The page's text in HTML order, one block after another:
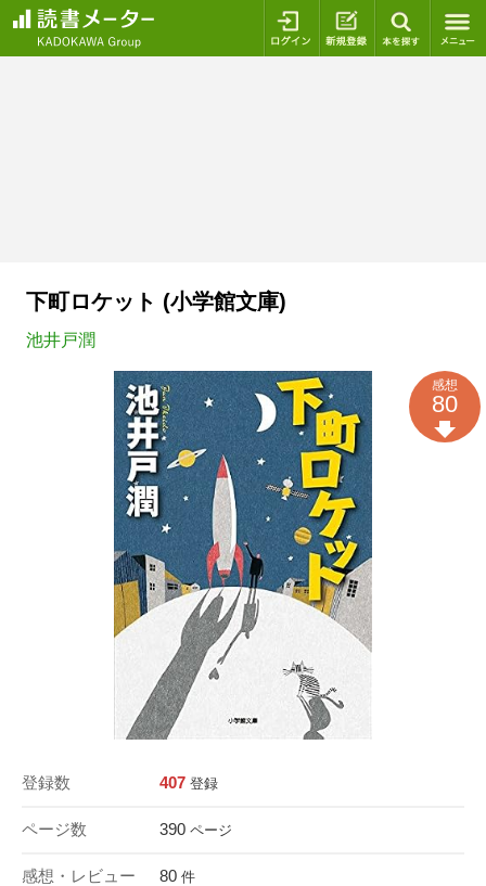
ログイン 新規登録
下町ロケット (小学館文庫)
池井戸潤
登録数 407 登録
ページ数 390 ページ
感想・レビュー 80 件
感想
80